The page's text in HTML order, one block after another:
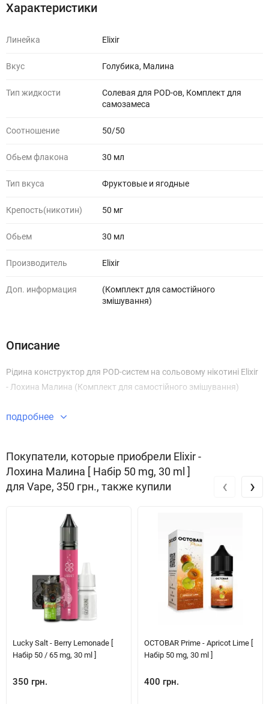
Характеристики
Линейка Elixir
Вкус Голубика, Малина
Тип жидкости
Солевая для POD-ов, Комплект для
самозамеса
Соотношение 50/50
Обьем флакона 30 мл
Тип вкуса Фруктовые и ягодные
Крепость(никотин) 50 мг
Обьем 30 мл
Производитель Elixir
Доп. информация
(Комплект для самостійного
змішування)
Описание
Рідина конструктор для POD-систем на сольовому нікотині Elixir
- Лохина Малина (Комплект для самостійного змішування)
подробнее
Покупатели, которые приобрели Elixir -
Лохина Малина [ Набір 50 mg, 30 ml ]
для Vape, 350 грн., также купили
Lucky Salt - Berry Lemonade [
Набір 50 / 65 mg, 30 ml ]
350 грн.
OCTOBAR Prime - Apricot Lime [
Набір 50 mg, 30 ml ]
400 грн.
‹ ›